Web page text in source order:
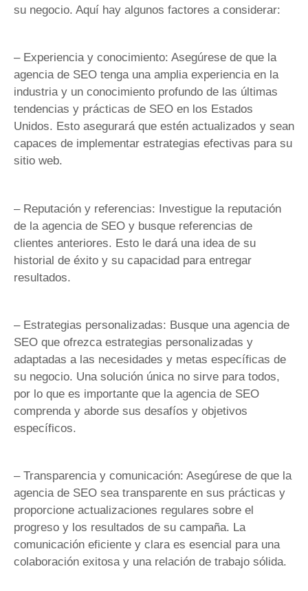
su negocio. Aquí hay algunos factores a considerar:
– Experiencia y conocimiento: Asegúrese de que la
agencia de SEO tenga una amplia experiencia en la
industria y un conocimiento profundo de las últimas
tendencias y prácticas de SEO en los Estados
Unidos. Esto asegurará que estén actualizados y sean
capaces de implementar estrategias efectivas para su
sitio web.
– Reputación y referencias: Investigue la reputación
de la agencia de SEO y busque referencias de
clientes anteriores. Esto le dará una idea de su
historial de éxito y su capacidad para entregar
resultados.
– Estrategias personalizadas: Busque una agencia de
SEO que ofrezca estrategias personalizadas y
adaptadas a las necesidades y metas específicas de
su negocio. Una solución única no sirve para todos,
por lo que es importante que la agencia de SEO
comprenda y aborde sus desafíos y objetivos
específicos.
– Transparencia y comunicación: Asegúrese de que la
agencia de SEO sea transparente en sus prácticas y
proporcione actualizaciones regulares sobre el
progreso y los resultados de su campaña. La
comunicación eficiente y clara es esencial para una
colaboración exitosa y una relación de trabajo sólida.